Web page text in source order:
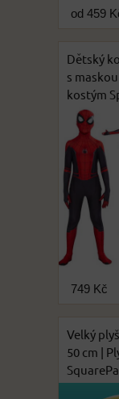
od 459
Dětský
s
kostým
749 Kč
Velký
50 cm |